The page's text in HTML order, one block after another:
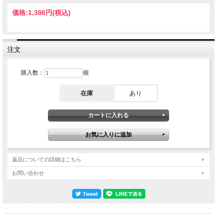
『ANTHOLOGY: JAPANESE TV BROADCAST COMPLETE EDITION』の録画VHS
を提供してくれたマニアがこちらもしっかり録画していたのです！その画質も素晴
人物が「いま20代の人にビートルズが通じないんですっ」と嘆く場面が何とも微笑
ましい。そしてシェア・スタジアムを始めとして、ほんの少しだけ後の『THE
BEATLES ANTHOLOGY』の抜粋も登場しますが、大晦日に向けて既に放送を仕上
げていたことが伺えるテロップが興味深く、一方でMV終了後に流れたCMがイギリ
日の放送以上にドキドキさせられた11月のMV初公開と30年ぶりに再会できる超貴
重なDVD。Broadcast on Japanese TV programme "News Station" on 20th
November 1995 1. Introduction feat. documentaries & interviews 2. Free As A Bird 小
〇悦子と久〇宏による年末番組宣伝とCM少し入り PRO-SHOT COLOUR NTSC
価格:1,386円(税込)
注文
購入数： 個
在庫 あり
返品についての詳細はこちら
お問い合わせ